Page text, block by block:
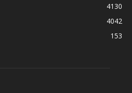
4130
4042
153